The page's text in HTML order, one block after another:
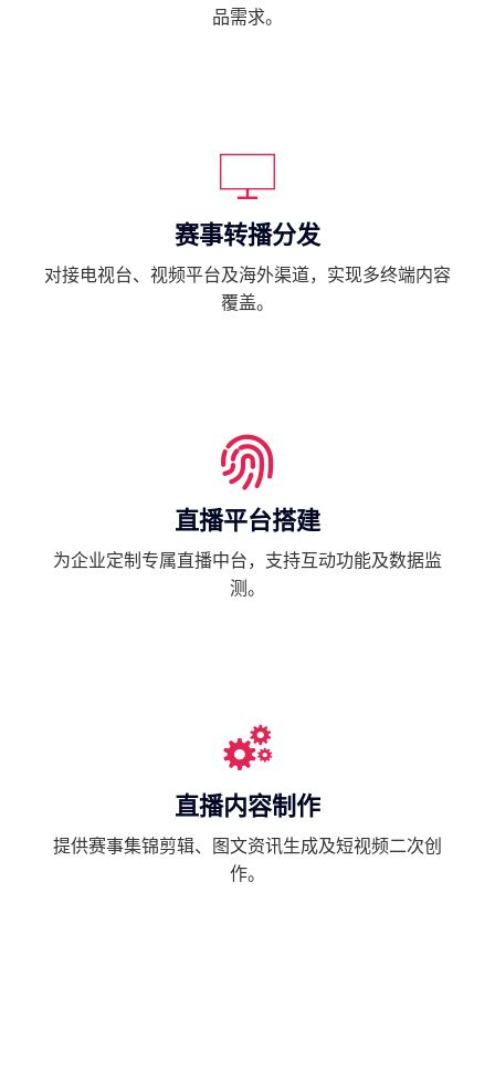
品需求。
赛事转播分发
对接电视台、视频平台及海外渠道，实现多终端内容
覆盖。
直播平台搭建
为企业定制专属直播中台，支持互动功能及数据监
测。
直播内容制作
提供赛事集锦剪辑、图文资讯生成及短视频二次创
作。